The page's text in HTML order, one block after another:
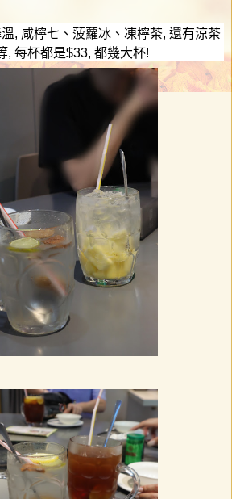
, 咸檸七、菠蘿冰、凍檸茶, 還有涼茶
, 每杯都是$33, 都幾大杯!